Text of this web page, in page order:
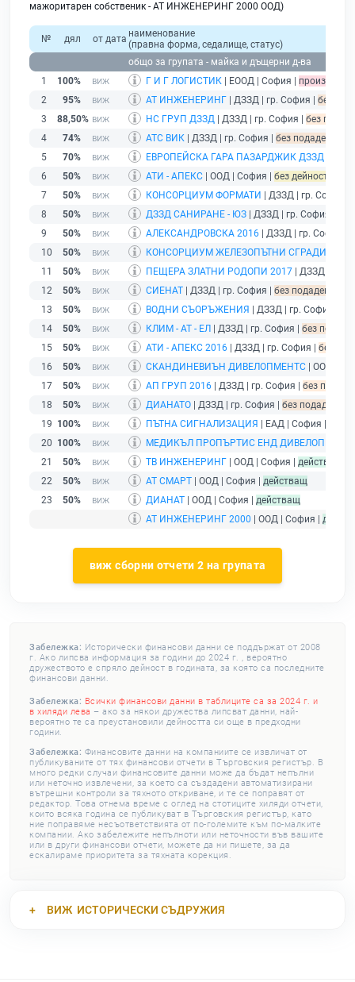
мажоритарен собственик - АТ ИНЖЕНЕРИНГ 2000 ООД)
№ дял от дата наименование
(правна форма, седалище, статус)
общо за групата - майка и дъщерни д-ва
1
100% Г И Г ЛОГИСТИК | ЕООД | София |
2
95% АТ ИНЖЕНЕРИНГ | ДЗЗД | гр. София | без
3
88,50% НС ГРУП ДЗЗД | ДЗЗД | гр. София | без
4
74% АТС ВИК | ДЗЗД | гр. София | без подаден
5
70% ЕВРОПЕЙСКА ГАРА ПАЗАРДЖИК ДЗЗД
6
50% АТИ - АПЕКС | ООД | София | без дейност -
7
50% КОНСОРЦИУМ ФОРМАТИ | ДЗЗД | гр. София |
8
50% ДЗЗД САНИРАНЕ - ЮЗ | ДЗЗД | гр. София |
9
50% АЛЕКСАНДРОВСКА 2016 | ДЗЗД | гр. София |
10
50% КОНСОРЦИУМ ЖЕЛЕЗОПЪТНИ СГРАДИ
11
50% ПЕЩЕРА ЗЛАТНИ РОДОПИ 2017 | ДЗЗД | гр.
12
50% СИЕНАТ | ДЗЗД | гр. София | без подаден
13
50% ВОДНИ СЪОРЪЖЕНИЯ | ДЗЗД | гр. София |
14
50% КЛИМ - АТ - ЕЛ | ДЗЗД | гр. София | без
15
50% АТИ - АПЕКС 2016 | ДЗЗД | гр. София | без
16
50% СКАНДИНЕВИЪН ДИВЕЛОПМЕНТС | ООД |
17
50% АП ГРУП 2016 | ДЗЗД | гр. София | без
18
50% ДИАНАТО | ДЗЗД | гр. София | без подаден
19 100% ПЪТНА СИГНАЛИЗАЦИЯ | ЕАД | София |
20 100% МЕДИКЪЛ ПРОПЪРТИС ЕНД ДИВЕЛОПМЪНТ
21
50% ТВ ИНЖЕНЕРИНГ | ООД | София | действащ
22
50% АТ СМАРТ | ООД | София | действащ
23
50% ДИАНАТ | ООД | София | действащ
АТ ИНЖЕНЕРИНГ 2000 | ООД | София |
виж сборни отчети 2 на групата
Забележка: Исторически финансови данни се поддържат от 2008
г. Ако липсва информация за години до 2024 г. , вероятно
дружеството е спряло дейност в годината, за която са последните
финансови данни.
Забележка: Всички финансови данни в таблиците са за 2024 г. и
в хиляди лева – ако за някои дружества липсват данни, най-
вероятно те са преустановили дейността си още в предходни
години.
Забележка: Финансовите данни на компаниите се извличат от
публикуваните от тях финансови отчети в Търговския регистър. В
много редки случаи финансовите данни може да бъдат непълни
или неточно извлечени, за което са създадени автоматизирани
вътрешни контроли за тяхното откриване, и те се поправят от
редактор. Това отнема време с оглед на стотиците хиляди отчети,
които всяка година се публикуват в Търговския регистър, като
ние поправяме несъответствията от по-големите към по-малките
компании. Ако забележите непълноти или неточности във вашите
или в други финансови отчети, можете да ни пишете, за да
ескалираме приоритета за тяхната корекция.
ВИЖ ИСТОРИЧЕСКИ СЪДРУЖИЯ